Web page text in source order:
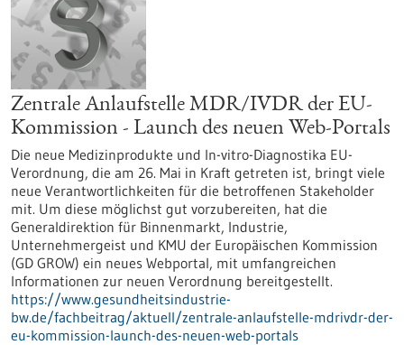
Zentrale Anlaufstelle MDR/IVDR der EU-
Kommission - Launch des neuen Web-Portals
Die neue Medizinprodukte und In-vitro-Diagnostika EU-
Verordnung, die am 26. Mai in Kraft getreten ist, bringt viele
neue Verantwortlichkeiten für die betroffenen Stakeholder
mit. Um diese möglichst gut vorzubereiten, hat die
Generaldirektion für Binnenmarkt, Industrie,
Unternehmergeist und KMU der Europäischen Kommission
(GD GROW) ein neues Webportal, mit umfangreichen
Informationen zur neuen Verordnung bereitgestellt.
https://www.gesundheitsindustrie-
bw.de/fachbeitrag/aktuell/zentrale-anlaufstelle-mdrivdr-der-
eu-kommission-launch-des-neuen-web-portals